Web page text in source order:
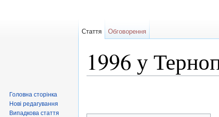
1996 у
Стаття Обговорення
Головна сторінка
Нові редагування
Випадкова стаття